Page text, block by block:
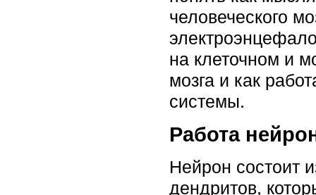
человеческого
на клеточном и
мозга и как
системы.
Работа
Нейрон состоит
дендритов,